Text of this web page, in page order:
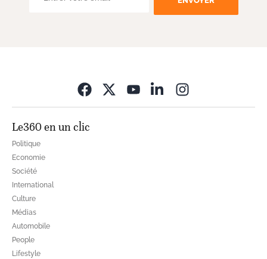
Le360 en un clic
Politique
Economie
Société
International
Culture
Médias
Automobile
People
Lifestyle